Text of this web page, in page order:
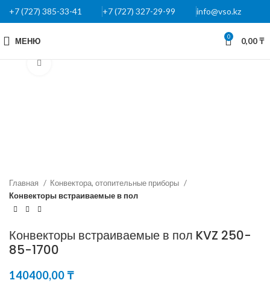
+7 (727) 385-33-41 +7 (727) 327-29-99 info@vso.kz
МЕНЮ 0 0,00₸
Главная
Конвектора, отопительные приборы
Конвекторы встраиваемые в пол
Конвекторы встраиваемые в пол KVZ 250-
85-1700
140400,00₸